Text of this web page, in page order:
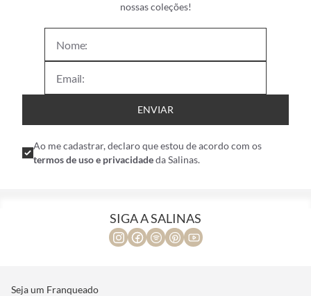
nossas coleções!
ENVIAR
Ao me cadastrar, declaro que estou de acordo com os
termos de uso e privacidadeda Salinas.
SIGA A SALINAS
Seja um Franqueado